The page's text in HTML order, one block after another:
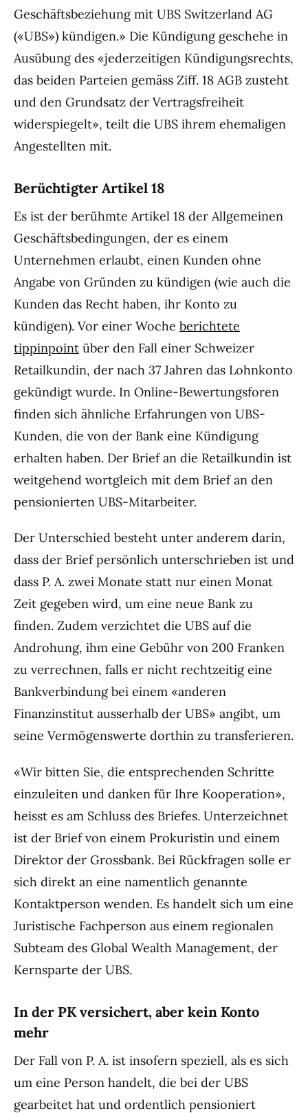
Geschäftsbeziehung mit UBS Switzerland AG
(«UBS») kündigen.» Die Kündigung geschehe in
Ausübung des «jederzeitigen Kündigungsrechts,
das beiden Parteien gemäss Ziff. 18 AGB zusteht
und den Grundsatz der Vertragsfreiheit
widerspiegelt», teilt die UBS ihrem ehemaligen
Angestellten mit.
Berüchtigter Artikel 18
Es ist der berühmte Artikel 18 der Allgemeinen
Geschäftsbedingungen, der es einem
Unternehmen erlaubt, einen Kunden ohne
Angabe von Gründen zu kündigen (wie auch die
Kunden das Recht haben, ihr Konto zu
kündigen). Vor einer Woche berichtete
tippinpoint über den Fall einer Schweizer
Retailkundin, der nach 37 Jahren das Lohnkonto
gekündigt wurde. In Online-Bewertungsforen
finden sich ähnliche Erfahrungen von UBS-
Kunden, die von der Bank eine Kündigung
erhalten haben. Der Brief an die Retailkundin ist
weitgehend wortgleich mit dem Brief an den
pensionierten UBS-Mitarbeiter.
Der Unterschied besteht unter anderem darin,
dass der Brief persönlich unterschrieben ist und
dass P. A. zwei Monate statt nur einen Monat
Zeit gegeben wird, um eine neue Bank zu
finden. Zudem verzichtet die UBS auf die
Androhung, ihm eine Gebühr von 200 Franken
zu verrechnen, falls er nicht rechtzeitig eine
Bankverbindung bei einem «anderen
Finanzinstitut ausserhalb der UBS» angibt, um
seine Vermögenswerte dorthin zu transferieren.
«Wir bitten Sie, die entsprechenden Schritte
einzuleiten und danken für Ihre Kooperation»,
heisst es am Schluss des Briefes. Unterzeichnet
ist der Brief von einem Prokuristin und einem
Direktor der Grossbank. Bei Rückfragen solle er
sich direkt an eine namentlich genannte
Kontaktperson wenden. Es handelt sich um eine
Juristische Fachperson aus einem regionalen
Subteam des Global Wealth Management, der
Kernsparte der UBS.
In der PK versichert, aber kein Konto
mehr
Der Fall von P. A. ist insofern speziell, als es sich
um eine Person handelt, die bei der UBS
gearbeitet hat und ordentlich pensioniert